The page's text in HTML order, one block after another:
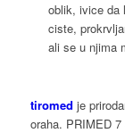
oblik, ivice da
ciste,
ali se u njima
tiromed je
oraha. PRIMED